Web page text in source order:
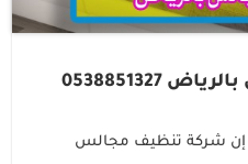
شركة تنظيف مجالس